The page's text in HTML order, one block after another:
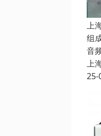
上
组
音
上
25-